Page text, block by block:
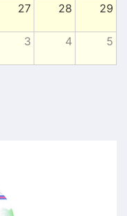
27 28 29
3 4 5